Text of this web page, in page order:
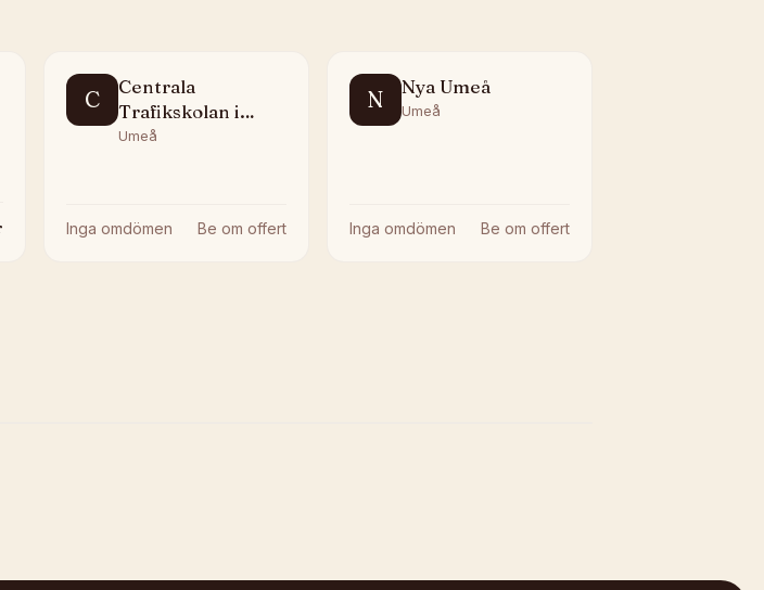
C
Centrala
Trafikskolan i
Umeå
Umeå
Inga omdömen Be om offert
N Nya Umeå
Umeå
Inga omdömen Be om offert